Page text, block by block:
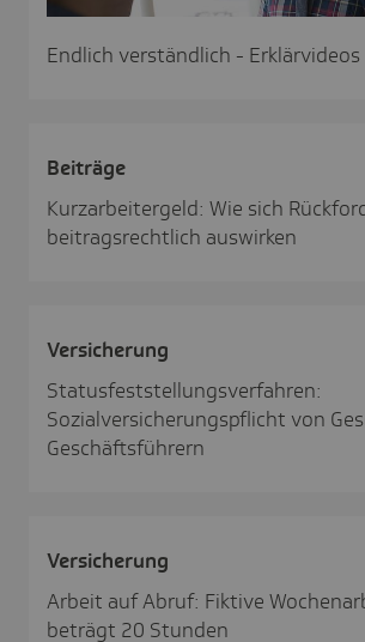
Endlich verständlich - Erklärvideos
Beiträge
Kurzarbeitergeld: Wie sich
beitragsrechtlich auswirken
Versi­che­rung
Statusfeststellungsverfahren:
Sozialversicherungspflicht von
Geschäftsführern
Versi­che­rung
Arbeit auf Abruf: Fiktive
beträgt 20 Stunden